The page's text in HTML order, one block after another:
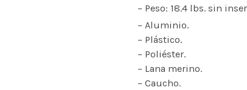
– Peso: 18.4 lbs. sin
– Aluminio.
– Plástico.
– Poliéster.
– Lana merino.
– Caucho.